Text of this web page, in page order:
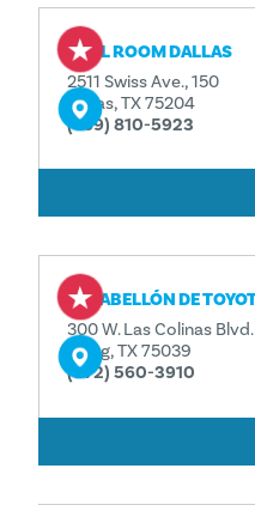
CTRL ROOM DALLAS
2511 Swiss Ave., 150
Dallas, TX 75204
(469) 810-5923
EL PABELLÓN DE
300 W. Las Colinas Blvd.
Irving, TX 75039
(972) 560-3910